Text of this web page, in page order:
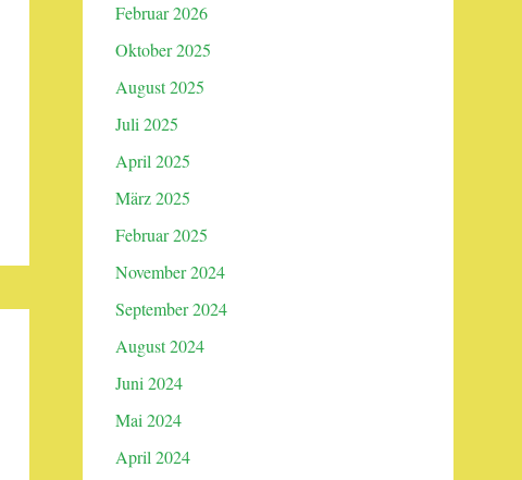
Februar 2026
Oktober 2025
August 2025
Juli 2025
April 2025
März 2025
Februar 2025
November 2024
September 2024
August 2024
Juni 2024
Mai 2024
April 2024